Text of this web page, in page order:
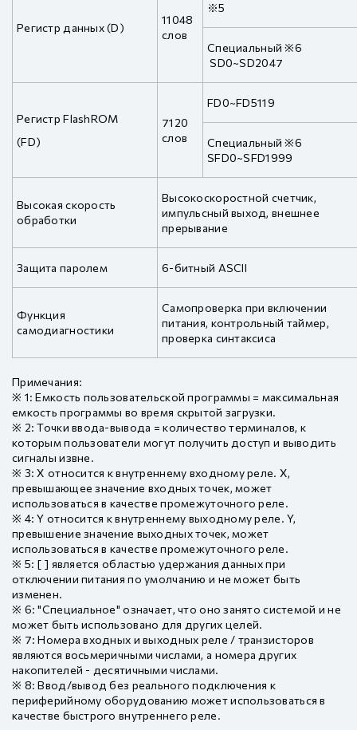
Регистр данных (D)
11048
слов
※5
Специальный ※6
SD0~SD2047
Регистр FlashROM
(FD)
7120
слов
FD0~FD5119
Специальный ※6
SFD0~SFD1999
Высокая скорость
обработки
Высокоскоростной счетчик,
импульсный выход, внешнее
прерывание
Защита паролем 6-битный ASCII
Функция
самодиагностики
Самопроверка при включении
питания, контрольный таймер,
проверка синтаксиса
Примечания:
※ 1: Емкость пользовательской программы = максимальная
емкость программы во время скрытой загрузки.
※ 2: Точки ввода-вывода = количество терминалов, к
которым пользователи могут получить доступ и выводить
сигналы извне.
※ 3: X относится к внутреннему входному реле. X,
превышающее значение входных точек, может
использоваться в качестве промежуточного реле.
※ 4: Y относится к внутреннему выходному реле. Y,
превышение значение выходных точек, может
использоваться в качестве промежуточного реле.
※ 5: [ ] является областью удержания данных при
отключении питания по умолчанию и не может быть
изменен.
※ 6: "Специальное" означает, что оно занято системой и не
может быть использовано для других целей.
※ 7: Номера входных и выходных реле / транзисторов
являются восьмеричными числами, а номера других
накопителей - десятичными числами.
※ 8: Ввод/вывод без реального подключения к
периферийному оборудованию может использоваться в
качестве быстрого внутреннего реле.